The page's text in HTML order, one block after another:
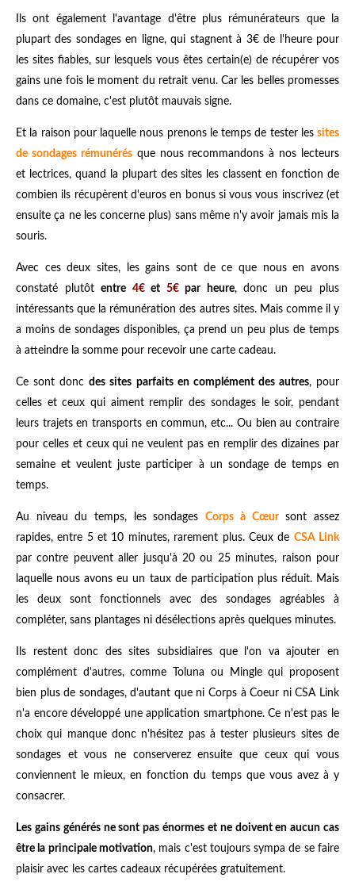
Ils ont également l'avantage d'être plus rémunérateurs que la
plupart des sondages en ligne, qui stagnent à 3€ de l'heure pour
les sites fiables, sur lesquels vous êtes certain(e) de récupérer vos
gains une fois le moment du retrait venu. Car les belles promesses
dans ce domaine, c'est plutôt mauvais signe.
Et la raison pour laquelle nous prenons le temps de tester les sites
de sondages rémunérésque nous recommandons à nos lecteurs
et lectrices, quand la plupart des sites les classent en fonction de
combien ils récupèrent d'euros en bonus si vous vous inscrivez (et
ensuite ça ne les concerne plus) sans même n'y avoir jamais mis la
souris.
Avec ces deux sites, les gains sont de ce que nous en avons
constaté plutôtentre 4€et 5€par heure, donc un peu plus
intéressants que la rémunération des autres sites. Mais comme il y
a moins de sondages disponibles, ça prend un peu plus de temps
à atteindre la somme pour recevoir une carte cadeau.
Ce sont doncdes sites parfaits en complément des autres, pour
celles et ceux qui aiment remplir des sondages le soir, pendant
leurs trajets en transports en commun, etc... Ou bien au contraire
pour celles et ceux qui ne veulent pas en remplir des dizaines par
semaine et veulent juste participer à un sondage de temps en
temps.
Au niveau du temps, les sondagesCorps à Cœursont assez
rapides, entre 5 et 10 minutes, rarement plus. Ceux de CSA Link
par contre peuvent aller jusqu'à 20 ou 25 minutes, raison pour
laquelle nous avons eu un taux de participation plus réduit. Mais
les deux sont fonctionnels avec des sondages agréables à
compléter, sans plantages ni désélections après quelques minutes.
Ils restent donc des sites subsidiaires que l'on va ajouter en
complément d'autres, comme Toluna ou Mingle qui proposent
bien plus de sondages, d'autant que ni Corps à Coeur ni CSA Link
n'a encore développé une application smartphone. Ce n'est pas le
choix qui manque donc n'hésitez pas à tester plusieurs sites de
sondages et vous ne conserverez ensuite que ceux qui vous
conviennent le mieux, en fonction du temps que vous avez à y
consacrer.
Les gains générés ne sont pas énormes et ne doivent en aucun cas
être la principale motivation, mais c'est toujours sympa de se faire
plaisir avec les cartes cadeaux récupérées gratuitement.